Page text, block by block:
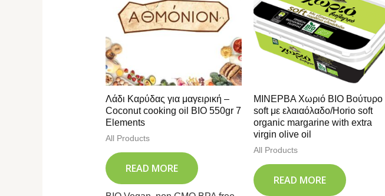
Λάδι Καρύδας για μαγειρική –
Coconut cooking oil BIO 550gr 7
Elements
All Products
READ MORE
ΜΙΝΕΡΒΑ Χωριό ΒΙΟ Βούτυρο
soft με ελαιαόλαδο/Horio soft
organic margarine with extra
virgin olive oil
All Products
READ MORE